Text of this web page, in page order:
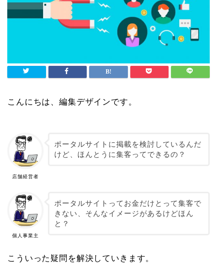
こんにちは、編集デザインです。
店舗経営者
ポータルサイトに掲載を検討しているんだ
けど、ほんとうに集客ってできるの？
個人事業主
ポータルサイトってお金だけとって集客で
きない、そんなイメージがあるけどほん
と？
こういった疑問を解決していきます。